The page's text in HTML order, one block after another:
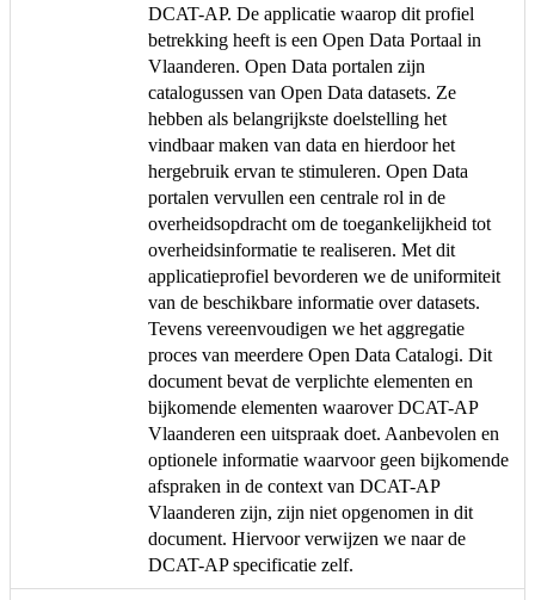
DCAT-AP. De applicatie waarop dit profiel
betrekking heeft is een Open Data Portaal in
Vlaanderen. Open Data portalen zijn
catalogussen van Open Data datasets. Ze
hebben als belangrijkste doelstelling het
vindbaar maken van data en hierdoor het
hergebruik ervan te stimuleren. Open Data
portalen vervullen een centrale rol in de
overheidsopdracht om de toegankelijkheid tot
overheidsinformatie te realiseren. Met dit
applicatieprofiel bevorderen we de uniformiteit
van de beschikbare informatie over datasets.
Tevens vereenvoudigen we het aggregatie
proces van meerdere Open Data Catalogi. Dit
document bevat de verplichte elementen en
bijkomende elementen waarover DCAT-AP
Vlaanderen een uitspraak doet. Aanbevolen en
optionele informatie waarvoor geen bijkomende
afspraken in de context van DCAT-AP
Vlaanderen zijn, zijn niet opgenomen in dit
document. Hiervoor verwijzen we naar de
DCAT-AP specificatie zelf.